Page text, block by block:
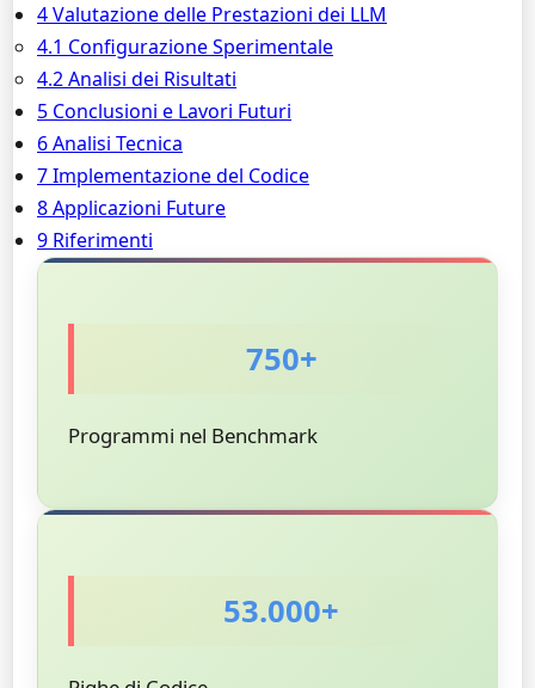
4 Valutazione delle Prestazioni dei LLM
4.1 Configurazione Sperimentale
4.2 Analisi dei Risultati
5 Conclusioni e Lavori Futuri
6 Analisi Tecnica
7 Implementazione del Codice
8 Applicazioni Future
9 Riferimenti
750+
Programmi nel Benchmark
53.000+